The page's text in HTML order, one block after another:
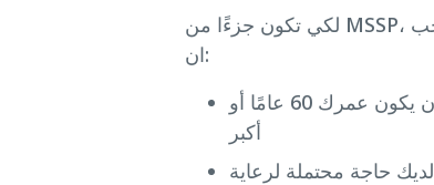
لكي تكون جزءًا من MSSP، يجب
ان:
أن يكون عمرك 60 عامًا أو
أكبر
لديك حاجة محتملة لرعاية